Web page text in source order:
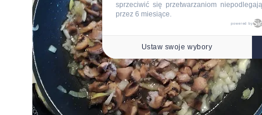
sprzeciwić się przetwarzaniom
przez 6 miesiące.
powered by
Ustaw swoje wybory